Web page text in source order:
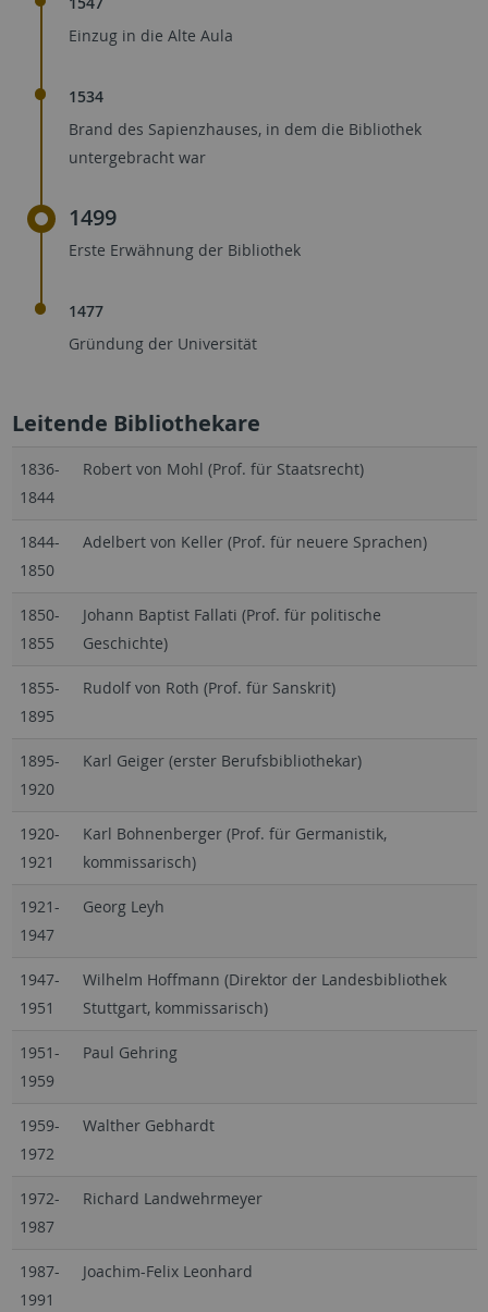
Einzug in die Alte Aula
1534
Brand des Sapienzhauses, in dem die Bibliothek
untergebracht war
1499
Erste Erwähnung der Bibliothek
1477
Gründung der Universität
Leitende Bibliothekare
1836-
1844
Robert von Mohl (Prof. für Staatsrecht)
1844-
1850
Adelbert von Keller (Prof. für neuere Sprachen)
1850-
1855
Johann Baptist Fallati (Prof. für politische
Geschichte)
1855-
1895
Rudolf von Roth (Prof. für Sanskrit)
1895-
1920
Karl Geiger (erster Berufsbibliothekar)
1920-
1921
Karl Bohnenberger (Prof. für Germanistik,
kommissarisch)
1921-
1947
Georg Leyh
1947-
1951
Wilhelm Hoffmann (Direktor der Landesbibliothek
Stuttgart, kommissarisch)
1951-
1959
Paul Gehring
1959-
1972
Walther Gebhardt
1972-
1987
Richard Landwehrmeyer
1987-
1991
Joachim-Felix Leonhard